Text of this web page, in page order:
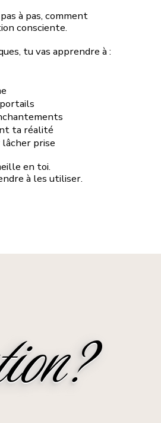
à pas, comment
consciente.
tu vas apprendre à :
ta réalité
prise
en toi.
à les utiliser.